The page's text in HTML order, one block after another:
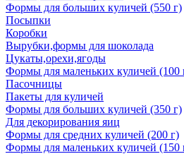
Формы для больших куличей (550 г)
Посыпки
Коробки
Вырубки,формы для шоколада
Цукаты,орехи,ягоды
Формы для маленьких куличей (100
Пасочницы
Пакеты для куличей
Формы для больших куличей (350 г)
Для декорирования яиц
Формы для средних куличей (200 г)
Формы для маленьких куличей (150